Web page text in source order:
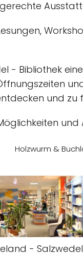
- Bibliothek
und zu
Holzwurm &
- Salzwedel